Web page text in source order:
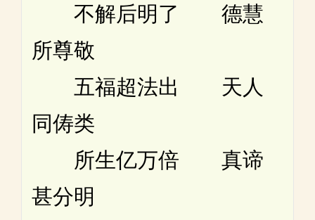
不解后明了 德慧
所尊敬
五福超法出 天人
同俦类
所生亿万倍 真谛
甚分明